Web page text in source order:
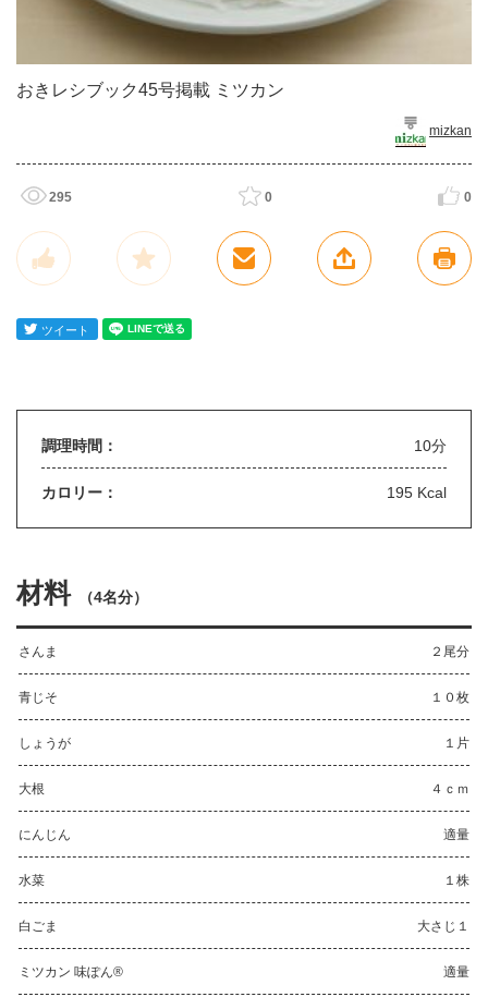
おきレシブック45号掲載 ミツカン
mizkan
295 0 0
調理時間： 10分
カロリー： 195 Kcal
材料 （4名分）
さんま ２尾分
青じそ １０枚
しょうが １片
大根 ４ｃｍ
にんじん 適量
水菜 １株
白ごま 大さじ１
ミツカン 味ぽん® 適量